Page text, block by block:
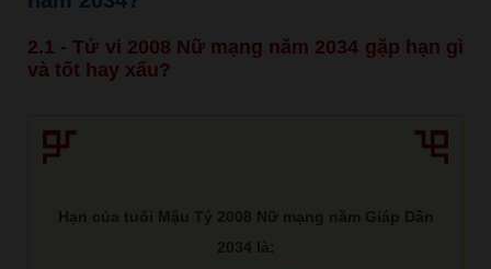
2.1 - Tử vi 2008 Nữ mạng năm 2034 gặp hạn gì
và tốt hay xấu?
Hạn của tuổi Mậu Tý 2008 Nữ mạng năm Giáp Dần
2034 là: